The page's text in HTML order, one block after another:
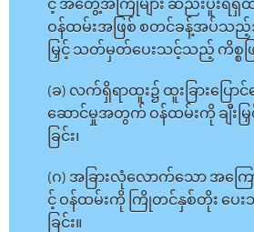
င့် အတွေ့အကြုံများ ဆည်းပူးရ
ဝန်ထမ်းအဖြစ် စတင်ခန့်အပ်သည့်
မြှင့် သတ်မှတ်ပေးသင့်သည့် ကိစ္စဖြ
(ခ) လက်ရှိရာထူး၌ ထူးခြားပြော
ဆောင်မှုအတွက် ဝန်ထမ်းကို ချီးမ
ခြင်း၊
(ဂ) အခြားလုံလောက်သော အကြေ
င့် ဝန်ထမ်းကို ကြိုတင်နှစ်တိုး ပေ
ခြင်း။